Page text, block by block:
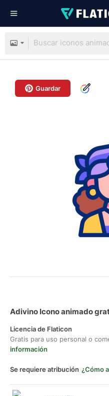
Guardar
Adivino Icono animado
Licencia de Flaticon
Gratis para uso personal o
información
Se requiere atribución ¿Cómo